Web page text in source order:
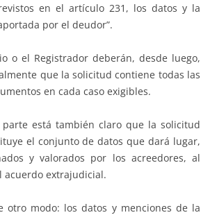
en el artículo 231, los datos y la
por el deudor”.
Registrador deberán, desde luego,
que la solicitud contiene todas las
en cada caso exigibles.
está también claro que la solicitud
el conjunto de datos que dará lugar,
y valorados por los acreedores, al
acuerdo extrajudicial.
modo: los datos y menciones de la